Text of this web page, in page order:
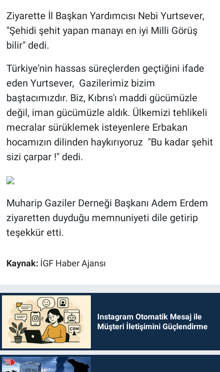
Ziyarette İl Başkan Yardımcısı Nebi Yurtsever,
"Şehidi şehit yapan manayı en iyi Milli Görüş
bilir" dedi.
Türkiye'nin hassas süreçlerden geçtiğini ifade
eden Yurtsever, Gazilerimiz bizim
baştacımızdır. Biz, Kıbrıs'ı maddi gücümüzle
değil, iman gücümüzle aldık. Ülkemizi tehlikeli
mecralar sürüklemek isteyenlere Erbakan
hocamızın dilinden haykırıyoruz "Bu kadar şehit
sizi çarpar !" dedi.
Muharip Gaziler Derneği Başkanı Adem Erdem
ziyaretten duyduğu memnuniyeti dile getirip
teşekkür etti.
Kaynak: İGF Haber Ajansı
Instagram Otomatik Mesaj ile
Müşteri İletişimini Güçlendirme